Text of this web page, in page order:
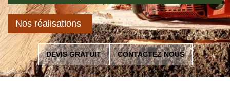
Nos réalisations
DEVIS GRATUIT CONTACTEZ NOUS